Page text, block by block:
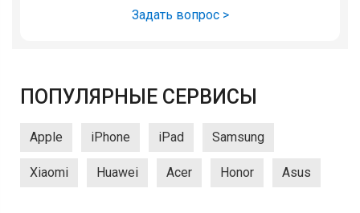
Задать вопрос >
ПОПУЛЯРНЫЕ СЕРВИСЫ
Apple iPhone iPad Samsung
Xiaomi Huawei Acer Honor Asus